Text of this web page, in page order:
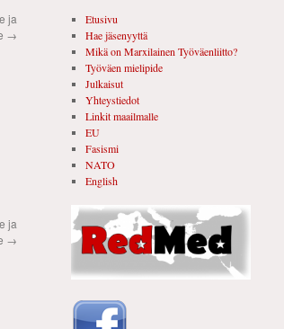
ja
→
ja
→
Etusivu
Hae jäsenyyttä
Mikä on Marxilainen Työväenliitto?
Työväen mielipide
Julkaisut
Yhteystiedot
Linkit maailmalle
EU
Fasismi
NATO
English